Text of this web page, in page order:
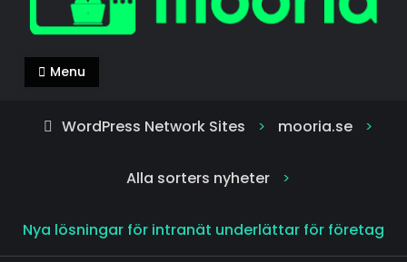
mooria.se
Mooria – allt du behöver veta om nyheter!
Menu
WordPress Network Sites > mooria.se >
Alla sorters nyheter >
Nya lösningar för intranät underlättar för företag